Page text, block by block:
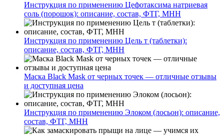
Инструкция по применению Цефотаксима натриевая
соль (порошок): описание, состав, ФТГ, МНН
Инструкция по применению Цель т (таблетки):
описание, состав, ФТГ, МНН
Маска Black Mask от черных точек — отличные отзывы
и доступная цена
Инструкция по применению Элоком (лосьон): описание,
состав, ФТГ, МНН